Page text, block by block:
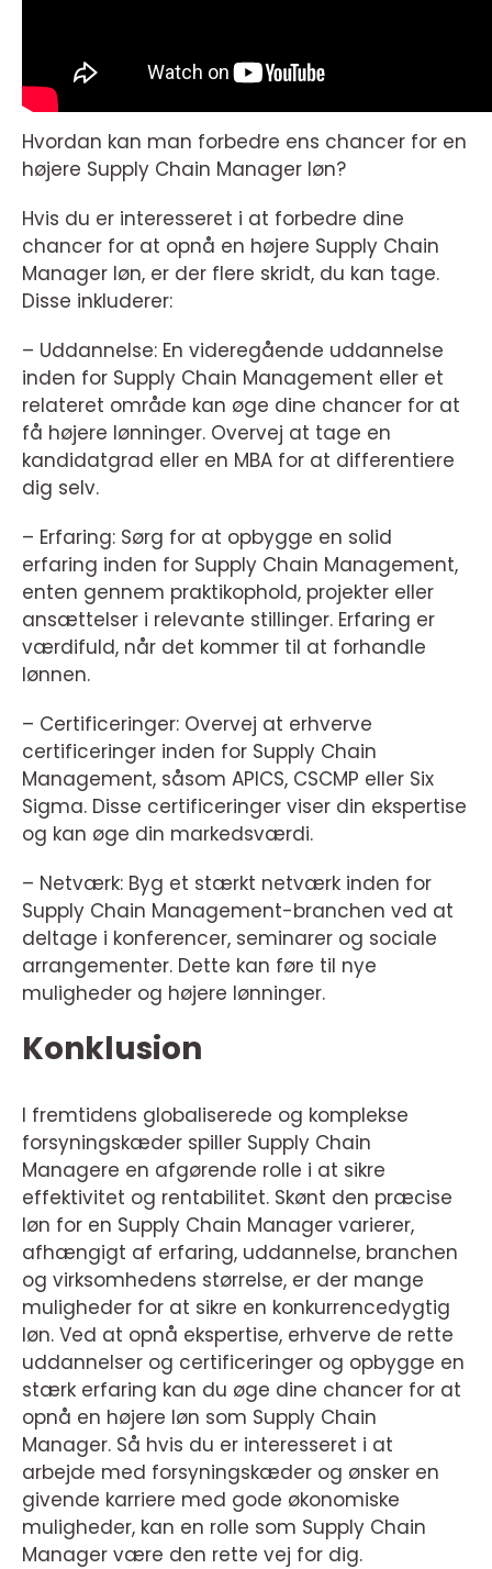
Hvordan kan man forbedre ens chancer for en
højere Supply Chain Manager løn?
Hvis du er interesseret i at forbedre dine
chancer for at opnå en højere Supply Chain
Manager løn, er der flere skridt, du kan tage.
Disse inkluderer:
– Uddannelse: En videregående uddannelse
inden for Supply Chain Management eller et
relateret område kan øge dine chancer for at
få højere lønninger. Overvej at tage en
kandidatgrad eller en MBA for at differentiere
dig selv.
– Erfaring: Sørg for at opbygge en solid
erfaring inden for Supply Chain Management,
enten gennem praktikophold, projekter eller
ansættelser i relevante stillinger. Erfaring er
værdifuld, når det kommer til at forhandle
lønnen.
– Certificeringer: Overvej at erhverve
certificeringer inden for Supply Chain
Management, såsom APICS, CSCMP eller Six
Sigma. Disse certificeringer viser din ekspertise
og kan øge din markedsværdi.
– Netværk: Byg et stærkt netværk inden for
Supply Chain Management-branchen ved at
deltage i konferencer, seminarer og sociale
arrangementer. Dette kan føre til nye
muligheder og højere lønninger.
Konklusion
I fremtidens globaliserede og komplekse
forsyningskæder spiller Supply Chain
Managere en afgørende rolle i at sikre
effektivitet og rentabilitet. Skønt den præcise
løn for en Supply Chain Manager varierer,
afhængigt af erfaring, uddannelse, branchen
og virksomhedens størrelse, er der mange
muligheder for at sikre en konkurrencedygtig
løn. Ved at opnå ekspertise, erhverve de rette
uddannelser og certificeringer og opbygge en
stærk erfaring kan du øge dine chancer for at
opnå en højere løn som Supply Chain
Manager. Så hvis du er interesseret i at
arbejde med forsyningskæder og ønsker en
givende karriere med gode økonomiske
muligheder, kan en rolle som Supply Chain
Manager være den rette vej for dig.